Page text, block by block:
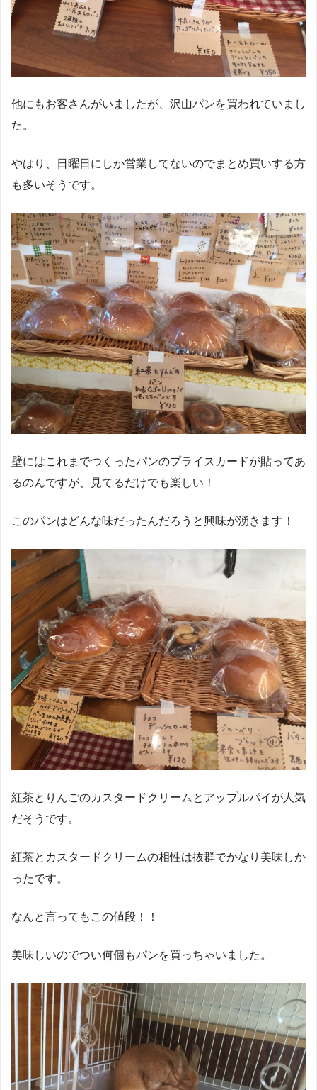
他にもお客さんがいましたが、沢山パンを買われていまし
た。
やはり、日曜日にしか営業してないのでまとめ買いする方
も多いそうです。
壁にはこれまでつくったパンのプライスカードが貼ってあ
るのんですが、見てるだけでも楽しい！
このパンはどんな味だったんだろうと興味が湧きます！
紅茶とりんごのカスタードクリームとアップルパイが人気
だそうです。
紅茶とカスタードクリームの相性は抜群でかなり美味しか
ったです。
なんと言ってもこの値段！！
美味しいのでつい何個もパンを買っちゃいました。